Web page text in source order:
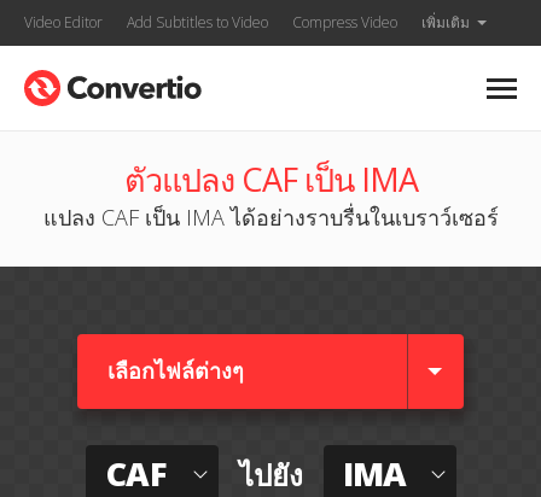
Video Editor Add Subtitles to Video Compress Video เพิ่มเติม
ตัวแปลง CAF เป็น IMA
แปลง CAF เป็น IMA ได้อย่างราบรื่นในเบราว์เซอร์
เลือกไฟล์ต่างๆ​
CAF ไปยัง IMA